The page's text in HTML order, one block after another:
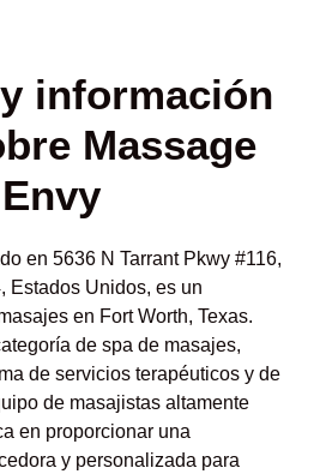
información
Massage
Envy
en 5636 N Tarrant Pkwy #116,
Estados Unidos, es un
en Fort Worth, Texas.
de spa de masajes,
de servicios terapéuticos y de
de masajistas altamente
en proporcionar una
y personalizada para